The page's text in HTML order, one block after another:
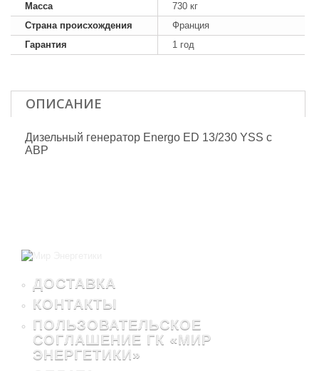
Масса
730 кг
Страна происхождения
Франция
Гарантия
1 год
ОПИСАНИЕ
Дизельный генератор Energo ED 13/230 YSS с
АВР
ДОСТАВКА
КОНТАКТЫ
ПОЛЬЗОВАТЕЛЬСКОЕ
СОГЛАШЕНИЕ ГК «МИР
ЭНЕРГЕТИКИ»